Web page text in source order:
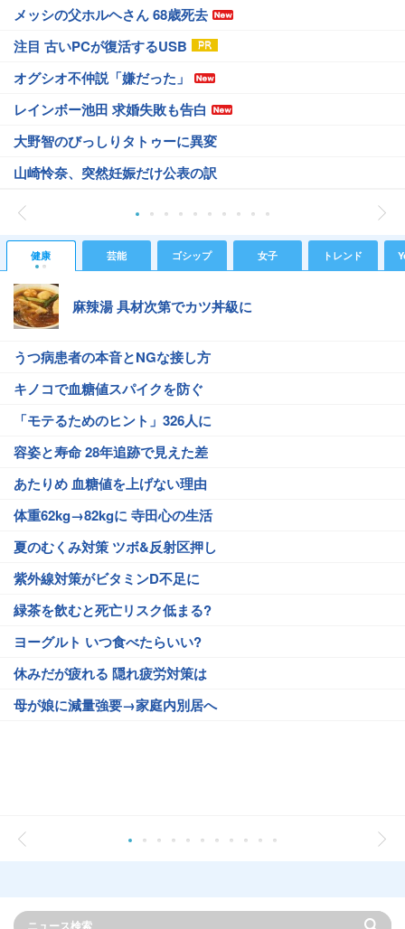
メッシの父ホルヘさん 68歳死去
注目 古いPCが復活するUSB
オグシオ不仲説「嫌だった」
レインボー池田 求婚失敗も告白
大野智のびっしりタトゥーに異変
山崎怜奈、突然妊娠だけ公表の訳
健康 芸能 ゴシップ 女子 トレンド
麻辣湯 具材次第でカツ丼級に
うつ病患者の本音とNGな接し方
キノコで血糖値スパイクを防ぐ
「モテるためのヒント」326人に
容姿と寿命 28年追跡で見えた差
あたりめ 血糖値を上げない理由
体重62kg→82kgに 寺田心の生活
夏のむくみ対策 ツボ&反射区押し
紫外線対策がビタミンD不足に
緑茶を飲むと死亡リスク低まる?
ヨーグルト いつ食べたらいい?
休みだが疲れる 隠れ疲労対策は
母が娘に減量強要→家庭内別居へ